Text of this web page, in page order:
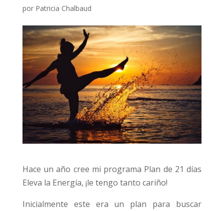
por Patricia Chalbaud
Hace un año cree mi programa Plan de 21 días
Eleva la Energía, ¡le tengo tanto cariño!
Inicialmente este era un plan para buscar